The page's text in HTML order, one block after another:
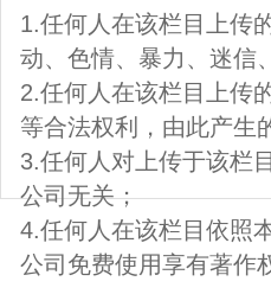
1.任何人在该栏目上传
动、色情、暴力、迷信
2.任何人在该栏目上传
等合法权利，由此产生
3.任何人对上传于该栏
公司无关；
4.任何人在该栏目依照
公司免费使用享有著作